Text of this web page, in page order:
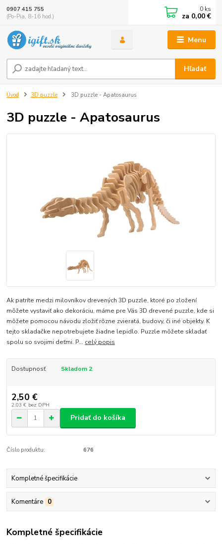
Menu
Hľadať
0907 415 755
(Po-Pia, 8-16 hod.)
0 ks
za 0,00 €
Úvod 3D puzzle 3D puzzle - Apatosaurus
3D puzzle - Apatosaurus
Ak patríte medzi milovníkov drevených 3D puzzle, ktoré po zložení
môžete vystaviť ako dekoráciu, máme pre Vás 3D drevené puzzle, kde si
môžete pomocou návodu zložiť rôzne zvieratá, budovy, či iné objekty. K
tejto skladačke nepotrebujete žiadne lepidlo. Puzzle môžete skladať
spolu so svojimi deťmi. P... celý popis
Dostupnosť Skladom 2
2,50 €
2,03 € bez DPH
Pridať do košíka
Číslo produktu: 676
Kompletné špecifikácie
Komentáre 0
Kompletné špecifikácie